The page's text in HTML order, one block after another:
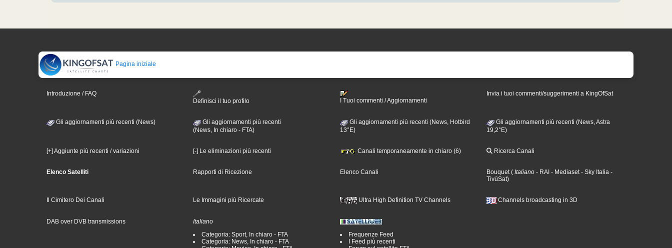
Pagina iniziale
Introduzione / FAQ
Definisci il tuo profilo
I Tuoi commenti / Aggiornamenti
Invia i tuoi commenti/suggerimenti a KingOfSat
Gli aggiornamenti più recenti (News)
Gli aggiornamenti più recenti
(News, In chiaro - FTA)
Gli aggiornamenti più recenti (News, Hotbird
13°E)
Gli aggiornamenti più recenti (News, Astra
19,2°E)
[+] Aggiunte più recenti / variazioni [-] Le eliminazioni più recenti Canali temporaneamente in chiaro (6) Ricerca Canali
Elenco Satelliti Rapporti di Ricezione Elenco Canali Bouquet( Italiano - RAI - Mediaset- Sky Italia -
TivùSat)
Il Cimitero Dei Canali Le Immagini più Ricercate Ultra High Definition TV Channels Channels broadcasting in 3D
DAB over DVB transmissions
Italiano
Categoria: Sport, In chiaro - FTA
Categoria: News, In chiaro - FTA
Frequenze Feed
I Feed più recenti